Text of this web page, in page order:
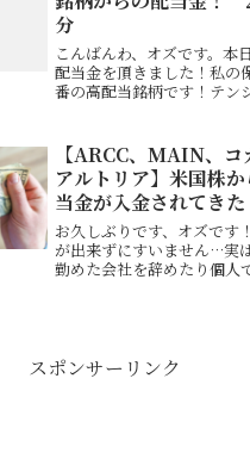
分
こんばんわ、オズです。本
配当金を頂きました！私の
番の高配当銘柄です！テン
【ARCC、MAIN、コ
アルトリア】米国株
当金が入金されてき
年10月分
お久しぶりです、オズです
が出来ずにすいません…実
勤めた会社を辞めたり個人
スポンサーリンク